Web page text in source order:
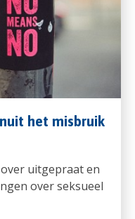
het misbruik
uitgepraat en
over seksueel